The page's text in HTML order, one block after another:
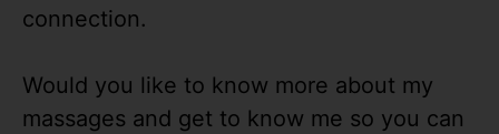
connection.
Would you like to know more about my
massages and get to know me so you can